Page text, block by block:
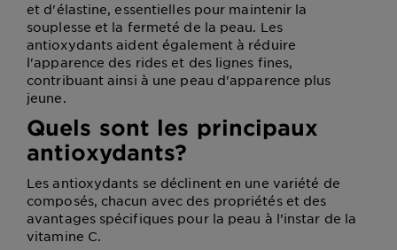
et d'élastine, essentielles pour maintenir la
souplesse et la fermeté de la peau. Les
antioxydants aident également à réduire
l'apparence des rides et des lignes fines,
contribuant ainsi à une peau d'apparence plus
jeune.
Quels sont les principaux
antioxydants?
Les antioxydants se déclinent en une variété de
composés, chacun avec des propriétés et des
avantages spécifiques pour la peau à l’instar de la
vitamine C.